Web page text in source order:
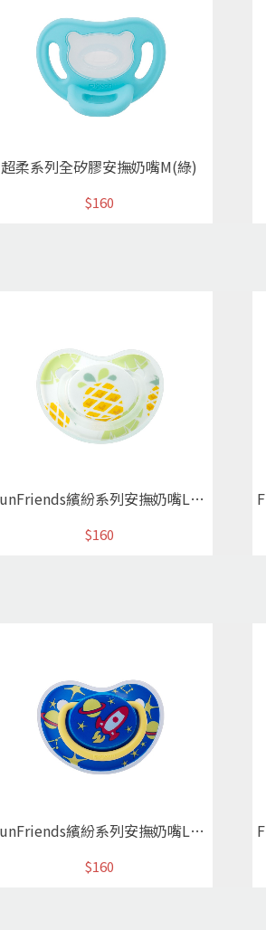
超柔系列全矽膠安撫奶嘴M(綠)
$160
FunFriends繽紛系列安撫奶嘴L熱帶鳳梨
$160
FunFriends繽紛系列安撫奶嘴L太空火箭
$160